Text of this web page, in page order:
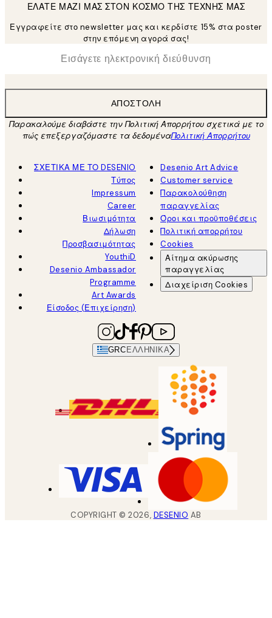
ΕΛΑΤΕ ΜΑΖΙ ΜΑΣ ΣΤΟΝ ΚΟΣΜΟ ΤΗΣ ΤΕΧΝΗΣ ΜΑΣ
Εγγραφείτε στο newsletter μας και κερδίστε 15% στα poster
στην επόμενη αγορά σας!
Ηλεκτρονική Διεύθυνση
ΑΠΟΣΤΟΛΉ
Παρακαλούμε διαβάστε την Πολιτική Απορρήτου σχετικά με το
πώς επεξεργαζόμαστε τα δεδομέναΠολιτική Απορρήτου
ΣΧΕΤΙΚΑ ΜΕ ΤΟ DESENIO
Τύπος
Impressum
Career
Βιωσιμότητα
Δήλωση
Προσβασιμότητας
YouthiD
Desenio Ambassador
Programme
Art Awards
Είσοδος (Επιχείρηση)
Desenio Art Advice
Customer service
Παρακολούθηση
παραγγελίας
Όροι και προϋποθέσεις
Πολιτική απορρήτου
Cookies
Αίτημα ακύρωσης
παραγγελίας
Διαχείριση Cookies
GRC ΕΛΛΗΝΙΚΆ
COPYRIGHT ©2026, DESENIO AB